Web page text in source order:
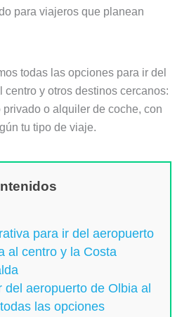
para viajeros que planean
todas las opciones para ir del
centro y otros destinos cercanos:
o alquiler de coche, con
tu tipo de viaje.
para ir del aeropuerto
al centro y la Costa
del aeropuerto de Olbia al
las opciones